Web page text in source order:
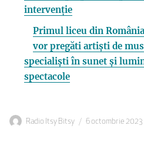
intervenție
Primul liceu din
vor pregăti artiști de
specialiști în sunet și
spectacole
Autor
Radio Itsy Bitsy
Publicat
6 octombrie 2023